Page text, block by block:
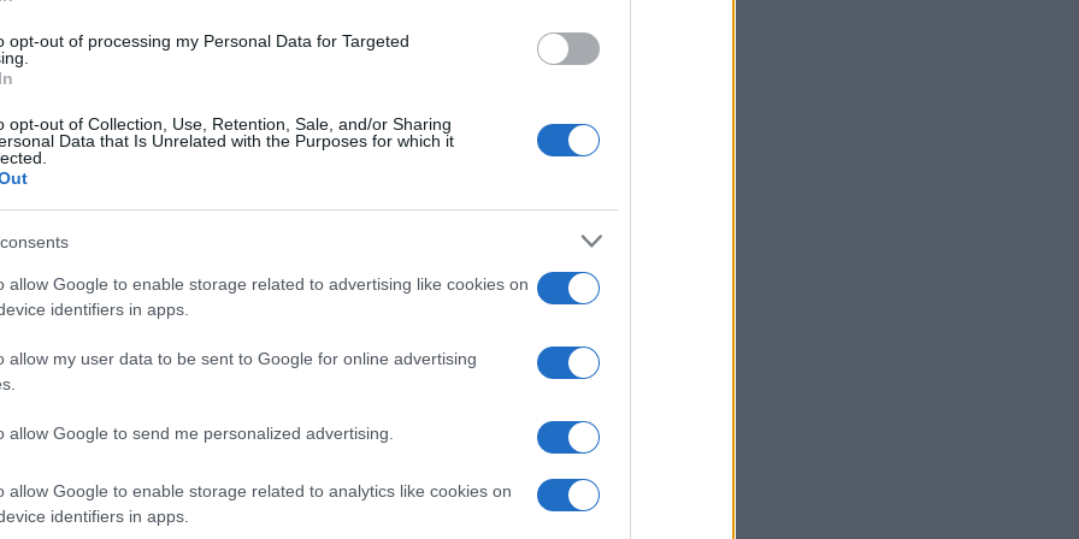
opt-out of processing my Personal Data for Targeted
opt-out of Collection, Use, Retention, Sale, and/or Sharing
Data that Is Unrelated with the Purposes for which it
allow Google to enable storage related to advertising like cookies on
identifiers in apps.
allow my user data to be sent to Google for online advertising
allow Google to send me personalized advertising.
allow Google to enable storage related to analytics like cookies on
identifiers in apps.
1 Agosto 2026, 5:58
ecco tutte le bugie di Fauci
diAndrea B. Nardi
31 Luglio 2026, 5:58
3.8k
89